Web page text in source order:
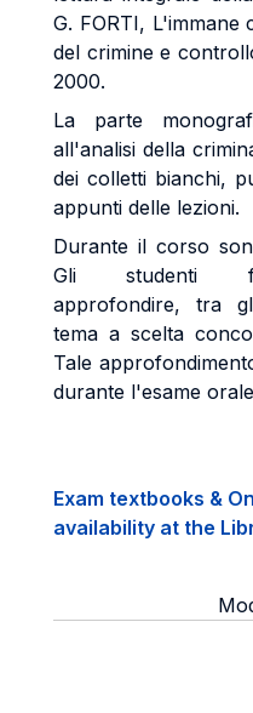
G. FORTI,
del crimine e
2000.
La parte
all'analisi della
dei colletti bianchi,
appunti delle lezioni.
Durante il corso
Gli studenti
approfondire, tra
tema a scelta
Tale
durante l'esame
Exam textbooks &
availability at the